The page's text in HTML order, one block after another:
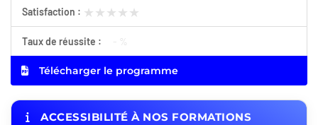
Satisfaction : ★★★★★
★★★★★
Taux de réussite : - %
Télécharger le programme
ACCESSIBILITÉ À NOS FORMATIONS